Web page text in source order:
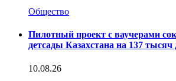
Общество
Пилотный проект с ваучерами
детсады Казахстана на 137 тысяч
10.08.26